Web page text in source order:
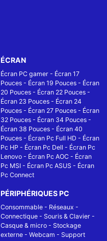
ÉCRAN
Écran PC gamer - Écran 17
Pouces - Écran 19 Pouces - Écran
20 Pouces - Écran 22 Pouces -
Écran 23 Pouces - Écran 24
Pouces - Écran 27 Pouces - Écran
32 Pouces - Écran 34 Pouces -
Écran 38 Pouces - Écran 40
Pouces - Écran Pc Full HD - Écran
Pc HP - Écran Pc Dell - Écran Pc
Lenovo - Écran Pc AOC - Écran
Pc MSI - Écran Pc ASUS - Écran
Pc Connect
PÉRIPHÉRIQUES PC
Consommable - Réseaux -
Connectique - Souris & Clavier -
Casque & micro - Stockage
externe - Webcam - Support